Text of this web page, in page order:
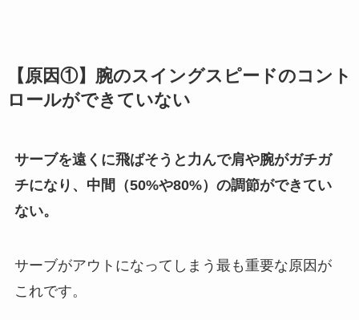
【原因①】腕のスイングスピードのコント
ロールができていない
サーブを遠くに飛ばそうと力んで肩や腕がガチガ
チになり、中間（50%や80%）の調節ができてい
ない。
サーブがアウトになってしまう最も重要な原因が
これです。